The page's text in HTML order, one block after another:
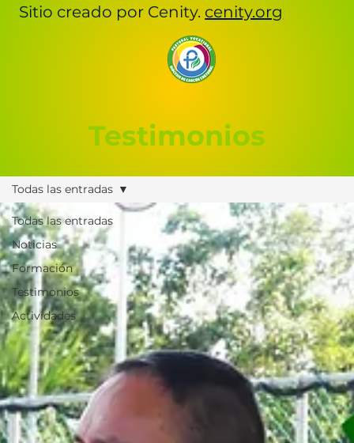
Sitio creado por Cenity. cenity.org
Todas las entradas
Noticias
Formación
Testimonios
Actividades
Todas las entradas
Testimonios